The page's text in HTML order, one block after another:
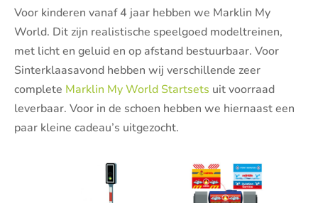
Voor kinderen vanaf 4 jaar hebben we Marklin My
World. Dit zijn realistische speelgoed modeltreinen,
met licht en geluid en op afstand bestuurbaar. Voor
Sinterklaasavond hebben wij verschillende zeer
complete Marklin My World Startsets uit voorraad
leverbaar. Voor in de schoen hebben we hiernaast een
paar kleine cadeau’s uitgezocht.